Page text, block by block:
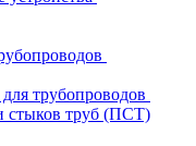
трубопроводов
стыков труб (ПСТ)